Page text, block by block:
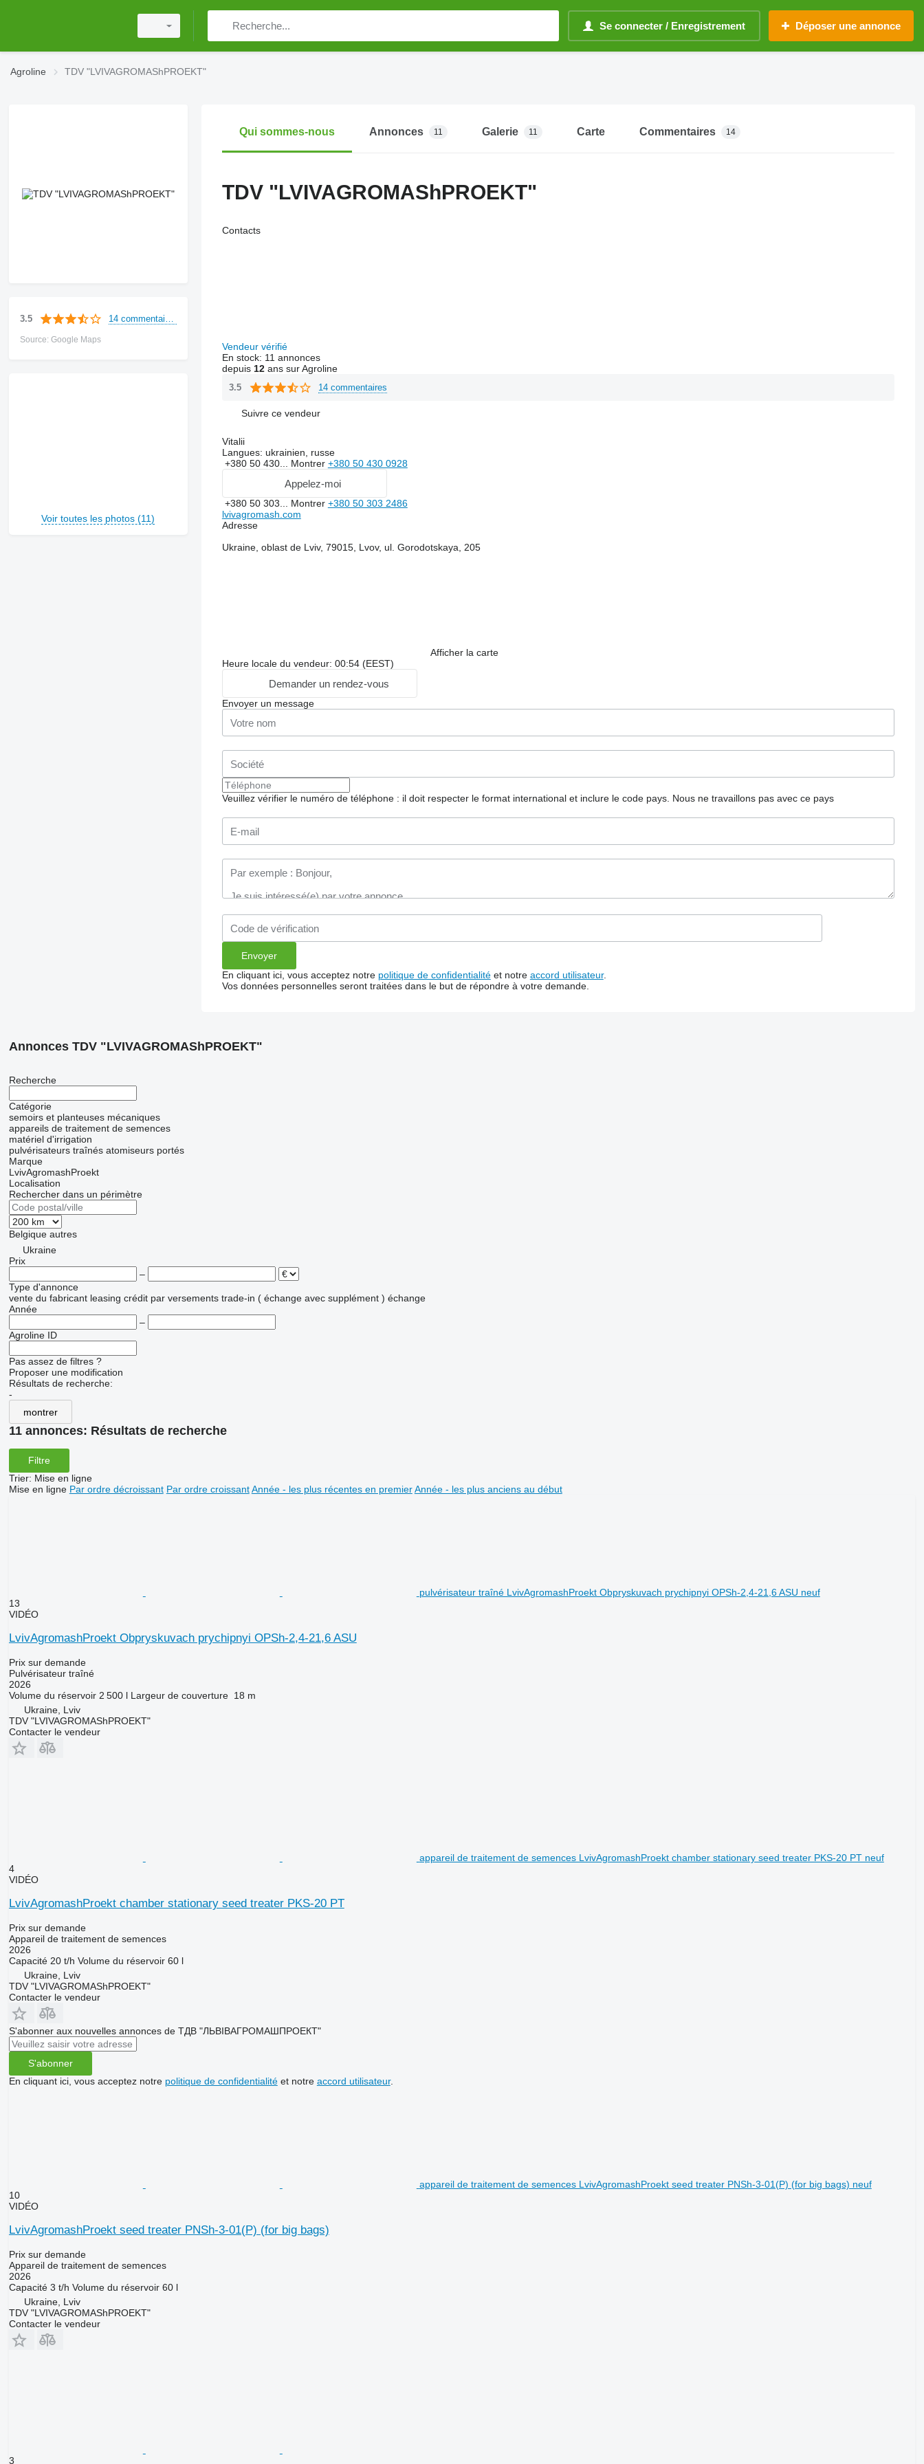
Se connecter / Enregistrement Déposer une annonce
Agroline TDV "LVIVAGROMAShPROEKT"
3.5
Source: Google Maps
Voir toutes les photos (11)
Qui sommes-nous Annonces 11 Galerie 11 Carte Commentaires 14
TDV "LVIVAGROMAShPROEKT"
Contacts
Vendeur vérifié
En stock: 11 annonces
depuis 12ans sur Agroline
3.5 14 commentaires
Suivre ce vendeur
Vitalii
Langues: ukrainien, russe
+380 50 430... Montrer +380 50 430 0928
Appelez-moi
+380 50 303... Montrer +380 50 303 2486
lvivagromash.com
Adresse
Ukraine, oblast de Lviv, 79015, Lvov, ul. Gorodotskaya, 205
Afficher la carte
Heure locale du vendeur: 00:54 (EEST)
Demander un rendez-vous
Envoyer un message
Veuillez vérifier le numéro de téléphone : il doit respecter le format international et inclure le code pays. Nous ne travaillons pas avec ce pays
En cliquant ici, vous acceptez notre politique de confidentialitéet notre accord utilisateur.
Vos données personnelles seront traitées dans le but de répondre à votre demande.
Annonces TDV "LVIVAGROMAShPROEKT"
Recherche
Catégorie
semoirs et planteuses mécaniques
appareils de traitement de semences
matériel d'irrigation
pulvérisateurs traînés atomiseurs portés
Marque
LvivAgromashProekt
Localisation
Rechercher dans un périmètre
Belgique autres
Ukraine
Prix
–
Type d'annonce
vente du fabricant leasing crédit par versements trade-in ( échange avec supplément ) échange
Année
–
Agroline ID
Pas assez de filtres ?
Proposer une modification
Résultats de recherche:
-
montrer
11 annonces: Résultats de recherche
Filtre
Trier: Mise en ligne
Mise en ligne Par ordre décroissant Par ordre croissant Année - les plus récentes en premier Année - les plus anciens au début
pulvérisateur traîné LvivAgromashProekt Obpryskuvach prychipnyi OPSh-2,4-21,6 ASU neuf
13
VIDÉO
LvivAgromashProekt Obpryskuvach prychipnyi OPSh-2,4-21,6 ASU
Prix sur demande
Pulvérisateur traîné
2026
Volume du réservoir 2 500 l Largeur de couverture 18 m
Ukraine, Lviv
TDV "LVIVAGROMAShPROEKT"
Contacter le vendeur
appareil de traitement de semences LvivAgromashProekt chamber stationary seed treater PKS-20 PT neuf
4
VIDÉO
LvivAgromashProekt chamber stationary seed treater PKS-20 PT
Prix sur demande
Appareil de traitement de semences
2026
Capacité 20 t/h Volume du réservoir 60 l
Ukraine, Lviv
TDV "LVIVAGROMAShPROEKT"
Contacter le vendeur
S'abonner aux nouvelles annonces de ТДВ "ЛЬВІВАГРОМАШПРОЕКТ"
S'abonner
En cliquant ici, vous acceptez notre politique de confidentialitéet notre accord utilisateur.
appareil de traitement de semences LvivAgromashProekt seed treater PNSh-3-01(P) (for big bags) neuf
10
VIDÉO
LvivAgromashProekt seed treater PNSh-3-01(P) (for big bags)
Prix sur demande
Appareil de traitement de semences
2026
Capacité 3 t/h Volume du réservoir 60 l
Ukraine, Lviv
TDV "LVIVAGROMAShPROEKT"
Contacter le vendeur
3